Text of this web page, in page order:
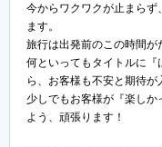
今からワクワクが止まらず
ます。
旅行は出発前のこの時間が
何といってもタイトルに
ら、お客様も不安と期待が
少しでもお客様が『楽し
よう、頑張ります！